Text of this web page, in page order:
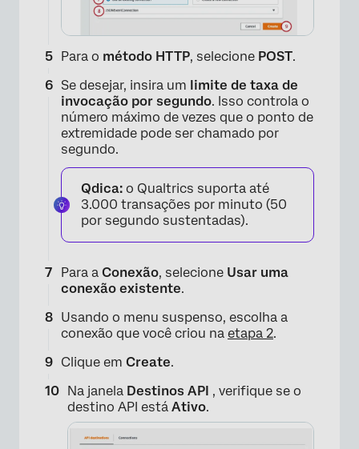
×
×
Para o método HTTP, selecione POST.
Se desejar, insira um limite de taxa de
invocação por segundo. Isso controla o
número máximo de vezes que o ponto de
extremidade pode ser chamado por
segundo.
Qdica: o Qualtrics suporta até
3.000 transações por minuto (50
por segundo sustentadas).
Para a Conexão, selecione Usar uma
conexão existente.
Usando o menu suspenso, escolha a
conexão que você criou na etapa 2.
Clique em Create.
Na janela Destinos API , verifique se o
destino API está Ativo.